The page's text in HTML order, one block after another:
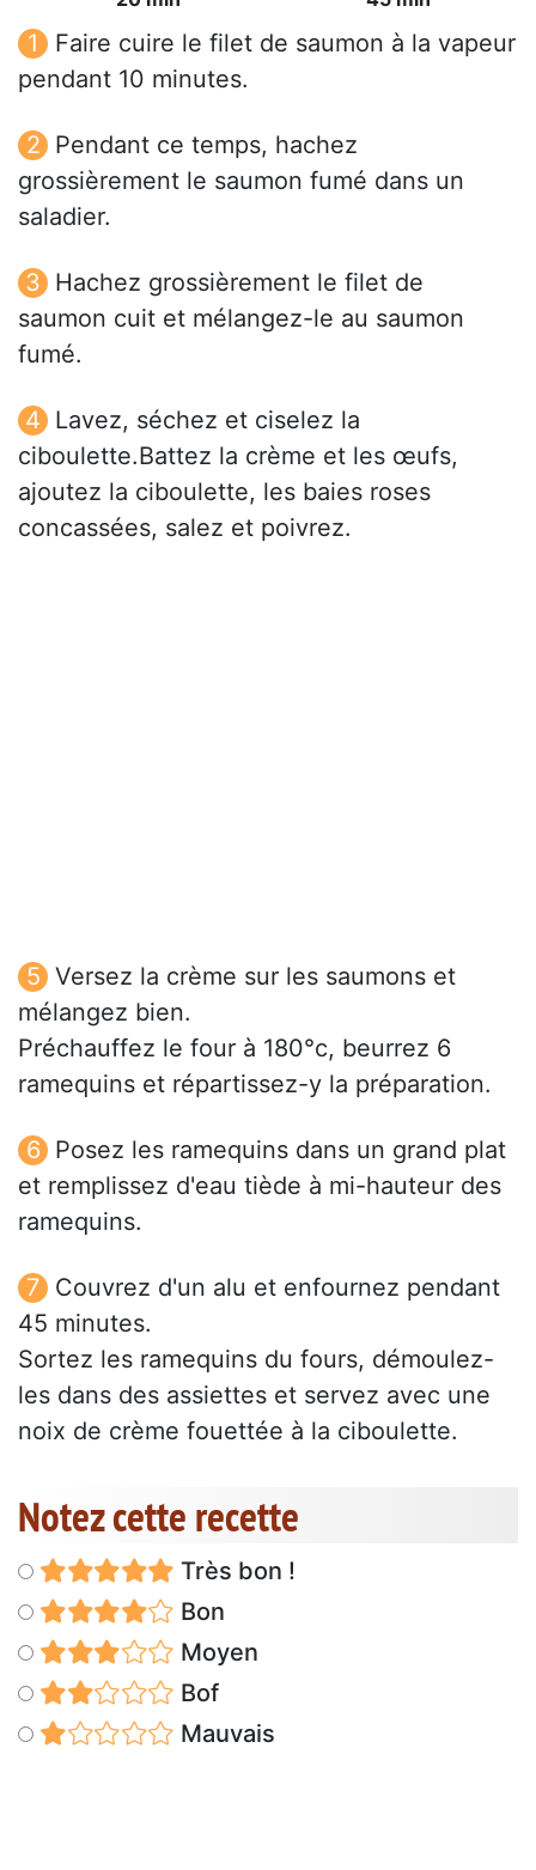
Faire cuire le filet de saumon à la vapeur
pendant 10 minutes.
Pendant ce temps, hachez
grossièrement le saumon fumé dans un
saladier.
Hachez grossièrement le filet de
saumon cuit et mélangez-le au saumon
fumé.
Lavez, séchez et ciselez la
ciboulette.Battez la crème et les œufs,
ajoutez la ciboulette, les baies roses
concassées, salez et poivrez.
Versez la crème sur les saumons et
mélangez bien.
Préchauffez le four à 180°c, beurrez 6
ramequins et répartissez-y la préparation.
Posez les ramequins dans un grand plat
et remplissez d'eau tiède à mi-hauteur des
ramequins.
Couvrez d'un alu et enfournez pendant
45 minutes.
Sortez les ramequins du fours, démoulez-
les dans des assiettes et servez avec une
noix de crème fouettée à la ciboulette.
Notez cette recette
Très bon !
Bon
Moyen
Bof
Mauvais